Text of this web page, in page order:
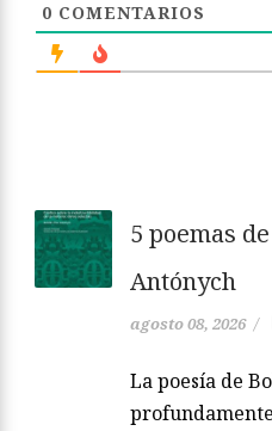
0 COMENTARIOS
5 poemas
Antónych
agosto 08, 2026 /
La poesía de